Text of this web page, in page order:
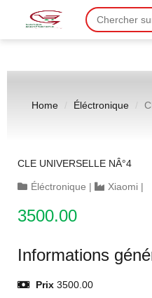
Home Éléctronique
CLE UNIVERSELLE NÂ°4
Éléctronique | Xiaomi |
3500.00
Informations
Prix 3500.00